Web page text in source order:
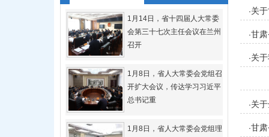
1月14日，省十四届人大常委
会第三十七次主任会议在兰州
召开
1月8日，省人大常委会党组召
开扩大会议，传达学习习近平
总书记重
1月8日，省人大常委会党组理
·关
·甘
的决
·关
·关
·甘